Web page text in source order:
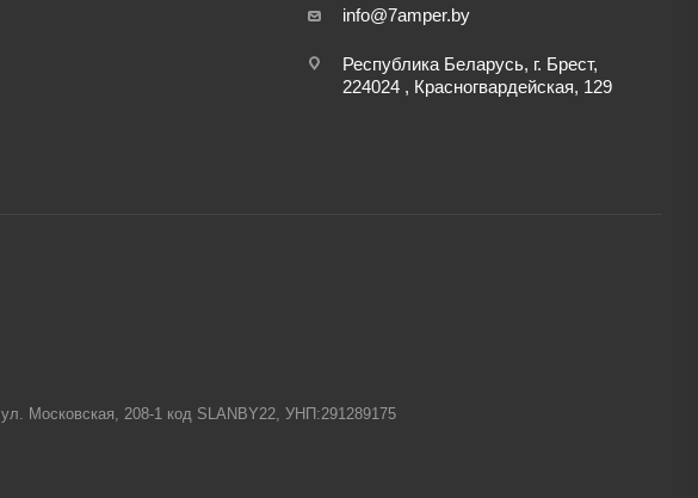
info@7amper.by
Республика Беларусь, г. Брест,
224024 , Красногвардейская, 129
Московская, 208-1 код SLANBY22, УНП:291289175